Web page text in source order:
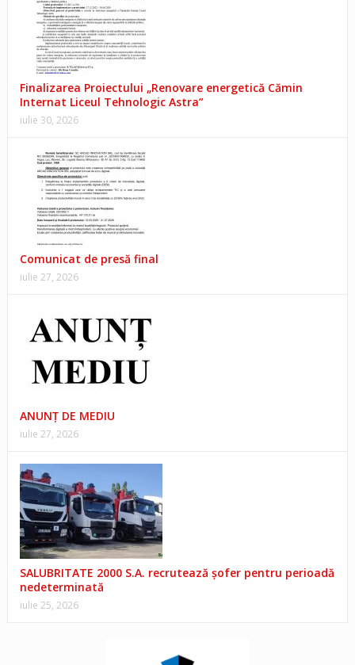
Finalizarea Proiectului „Renovare energetică Cămin
Internat Liceul Tehnologic Astra”
iulie 30, 2026
Comunicat de presă final
iulie 27, 2026
ANUNŢ DE MEDIU
iulie 27, 2026
SALUBRITATE 2000 S.A. recrutează șofer pentru perioadă
nedeterminată
iulie 25, 2026